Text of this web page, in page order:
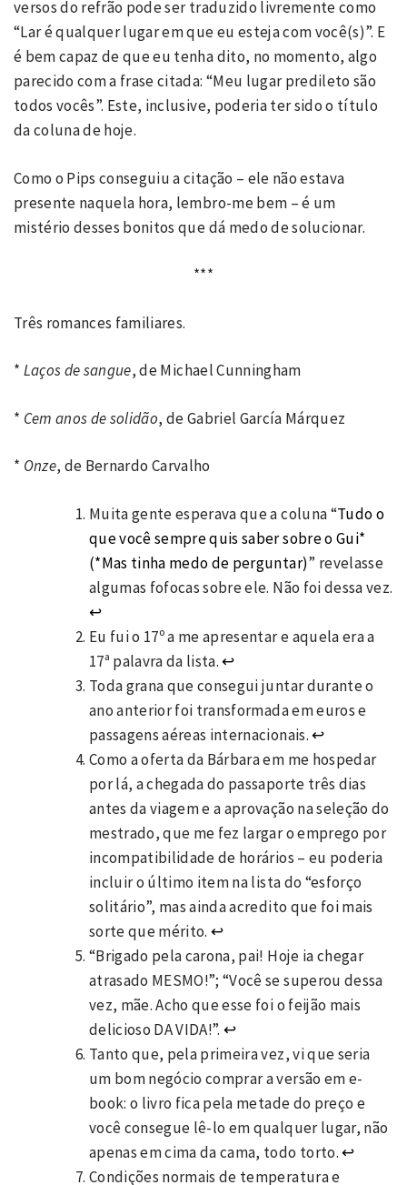
versos do refrão pode ser traduzido livremente como
“Lar é qualquer lugar em que eu esteja com você(s)”. E
é bem capaz de que eu tenha dito, no momento, algo
parecido com a frase citada: “Meu lugar predileto são
todos vocês”. Este, inclusive, poderia ter sido o título
da coluna de hoje.
Como o Pips conseguiu a citação – ele não estava
presente naquela hora, lembro-me bem – é um
mistério desses bonitos que dá medo de solucionar.
***
Três romances familiares.
* Laços de sangue, de Michael Cunningham
* Cem anos de solidão, de Gabriel García Márquez
* Onze, de Bernardo Carvalho
Muita gente esperava que a coluna “Tudo o
que você sempre quis saber sobre o Gui*
(*Mas tinha medo de perguntar)” revelasse
algumas fofocas sobre ele. Não foi dessa vez.
↩
Eu fui o 17º a me apresentar e aquela era a
17ª palavra da lista.↩
Toda grana que consegui juntar durante o
ano anterior foi transformada em euros e
passagens aéreas internacionais.↩
Como a oferta da Bárbara em me hospedar
por lá, a chegada do passaporte três dias
antes da viagem e a aprovação na seleção do
mestrado, que me fez largar o emprego por
incompatibilidade de horários – eu poderia
incluir o último item na lista do “esforço
solitário”, mas ainda acredito que foi mais
sorte que mérito.↩
“Brigado pela carona, pai! Hoje ia chegar
atrasado MESMO!”; “Você se superou dessa
vez, mãe. Acho que esse foi o feijão mais
delicioso DA VIDA!”.↩
Tanto que, pela primeira vez, vi que seria
um bom negócio comprar a versão em e-
book: o livro fica pela metade do preço e
você consegue lê-lo em qualquer lugar, não
apenas em cima da cama, todo torto.↩
Condições normais de temperatura e